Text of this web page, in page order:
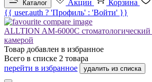
Каталог Акции Корзина
{{ user.auth ? 'Профиль' : 'Войти' }}
ALLTION AM-6000C стоматологический
камерой
Товар добавлен в избранное
Всего в списке 2 товара
перейти в избранное
удалить из списка